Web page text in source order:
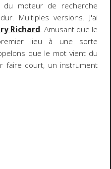
du moteur de recherche
Multiples versions. J'ai
Richard. Amusant que le
lieu à une sorte
que le mot vient du
faire court, un instrument